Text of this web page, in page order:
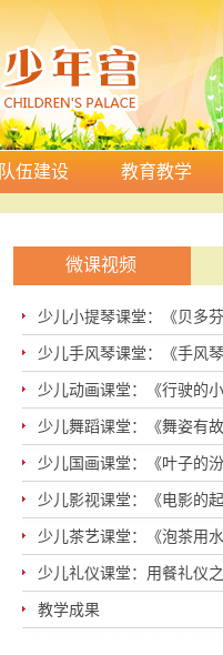
队伍建设 教育教学
微课视频
少儿小提琴课堂：《贝多
少儿手风琴课堂：《手风
少儿动画课堂：《行驶的
少儿舞蹈课堂：《舞姿有
少儿国画课堂：《叶子的
少儿影视课堂：《电影的
少儿茶艺课堂：《泡茶用
少儿礼仪课堂：用餐礼仪
教学成果